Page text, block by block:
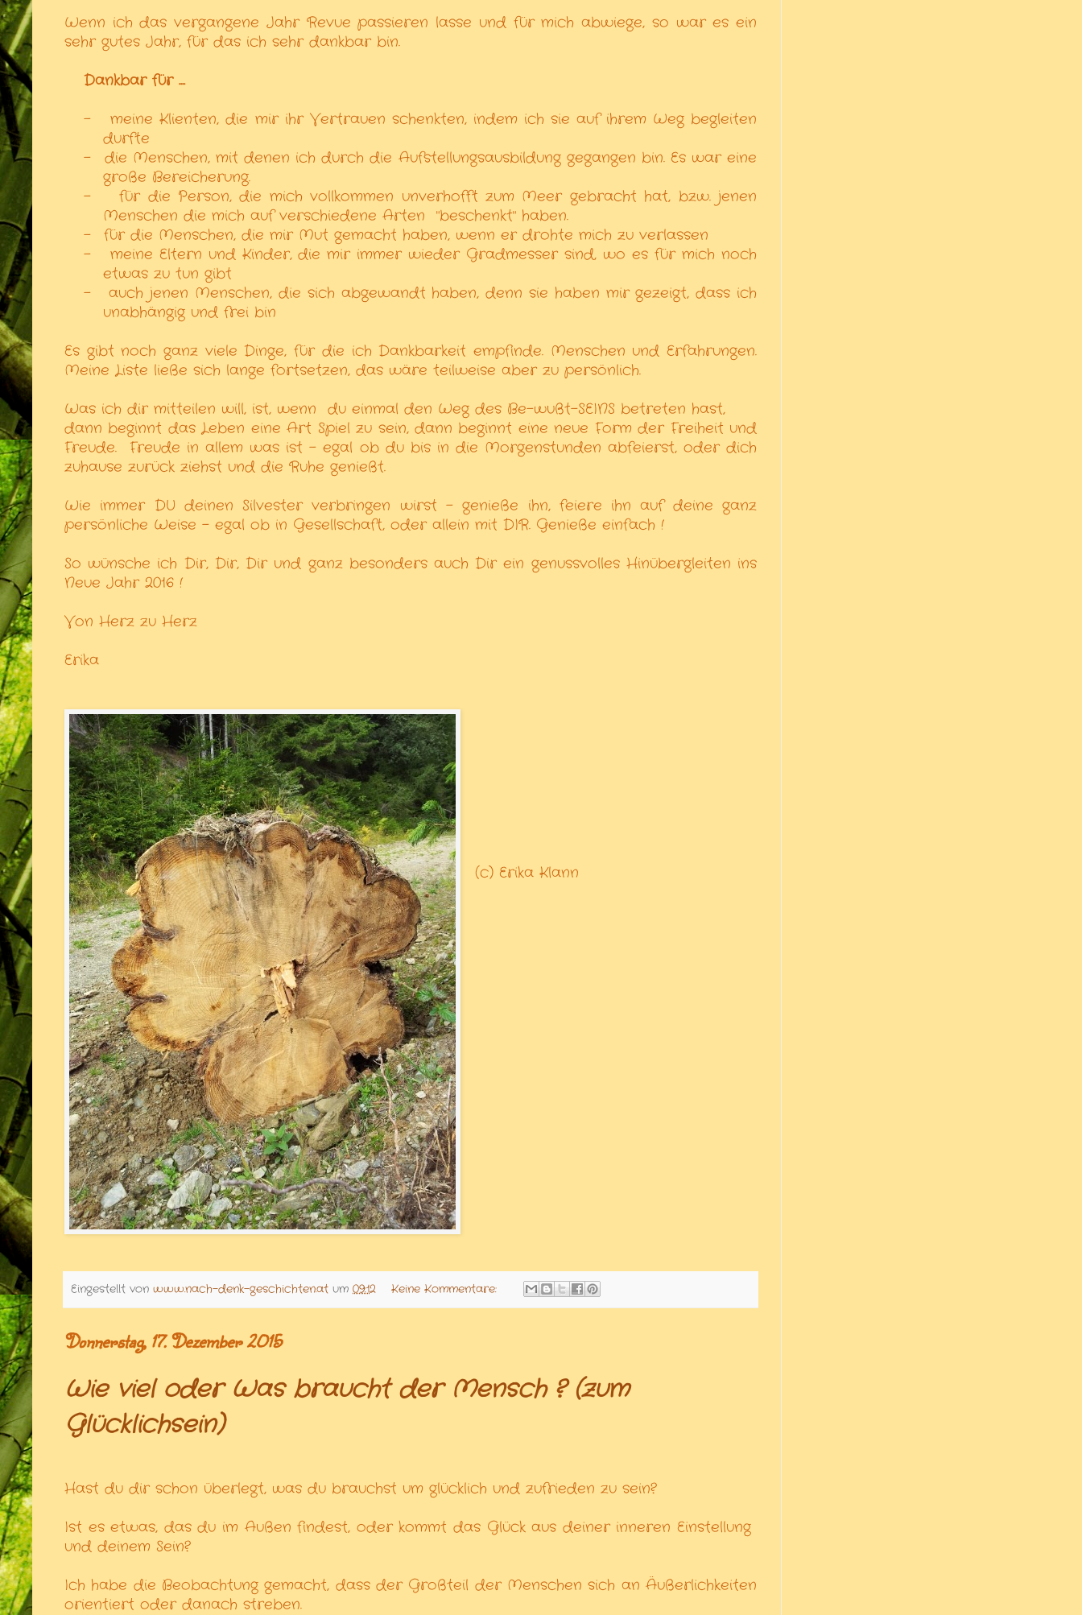
Wenn ich das vergangene Jahr Revue passieren lasse und für mich abwiege, so war es ein
sehr gutes Jahr, für das ich sehr dankbar bin.
Dankbar für ....
-
meine Klienten, die mir ihr Vertrauen schenkten, indem ich sie auf ihrem Weg begleiten
durfte
-
die Menschen, mit denen ich durch die Aufstellungsausbildung gegangen bin. Es war eine
große Bereicherung.
-
für die Person, die mich vollkommen unverhofft zum Meer gebracht hat, bzw. jenen
Menschen die mich auf verschiedene Arten "beschenkt" haben.
-
für die Menschen, die mir Mut gemacht haben, wenn er drohte mich zu verlassen
-
meine Eltern und Kinder, die mir immer wieder Gradmesser sind, wo es für mich noch
etwas zu tun gibt
-
auch jenen Menschen, die sich abgewandt haben, denn sie haben mir gezeigt, dass ich
unabhängig und frei bin
Es gibt noch ganz viele Dinge, für die ich Dankbarkeit empfinde. Menschen und Erfahrungen.
Meine Liste ließe sich lange fortsetzen, das wäre teilweise aber zu persönlich.
Was ich dir mitteilen will, ist, wenn du einmal den Weg des Be-wußt-SEINS betreten hast,
dann beginnt das Leben eine Art Spiel zu sein, dann beginnt eine neue Form der Freiheit und
Freude.
Freude in allem was ist - egal ob du bis in die Morgenstunden abfeierst, oder dich
zuhause zurück ziehst und die Ruhe genießt.
Wie immer DU deinen Silvester verbringen wirst - genieße ihn, feiere ihn auf deine ganz
persönliche Weise - egal ob in Gesellschaft, oder allein mit DIR. Genieße einfach !
So wünsche ich Dir, Dir, Dir und ganz besonders auch Dir ein genussvolles Hinübergleiten ins
Neue Jahr 2016 !
Von Herz zu Herz
Erika
(c) Erika Klann
Eingestellt von www.nach-denk-geschichten.at um 09:12 Keine Kommentare:
Donnerstag, 17. Dezember 2015
Wie viel oder Was braucht der Mensch ? (zum
Glücklichsein)
Hast du dir schon überlegt, was du brauchst um glücklich und zufrieden zu sein?
Ist es etwas, das du im Außen findest, oder kommt das Glück aus deiner inneren Einstellung
und deinem Sein?
Ich habe die Beobachtung gemacht, dass der Großteil der Menschen sich an Äußerlichkeiten
orientiert oder danach streben.